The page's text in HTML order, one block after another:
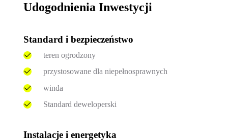
Udogodnienia Inwestycji
Standard i bezpieczeństwo
teren ogrodzony
przystosowane dla niepełnosprawnych
winda
Standard deweloperski
Instalacje i energetyka